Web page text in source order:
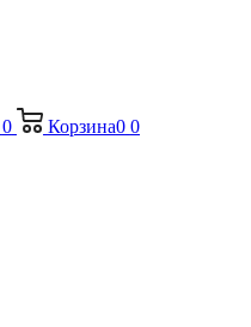
0 Корзина0 0